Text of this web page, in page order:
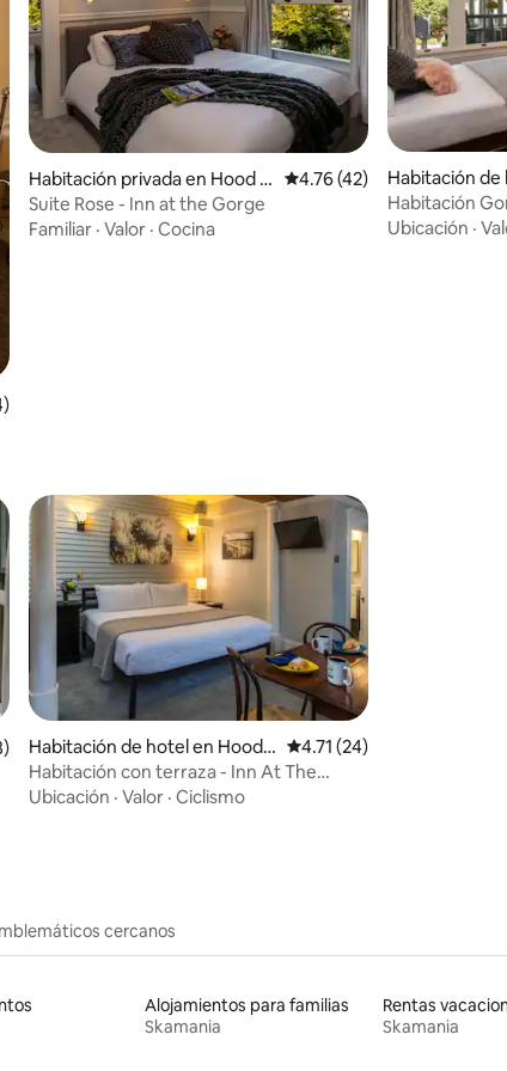
promedio: 4.5 de 5; 4 evaluaciones
Habitación privada en Hood Ri
ver
Calificación promedio:
4.76 (42)
Suite Rose - Inn at the Gorge
Familiar · Valor · Cocina
Habitación
River
Habitación
Ubicación ·
promedio: 4.81 de 5; 58 evaluaciones
Habitación de hotel en Hood R
iver
Calificación promedio: 4.71
4.71 (24)
Habitación con terraza - Inn At The
Gorge
Ubicación · Valor · Ciclismo
cercanos
Alojamientos para familias
Skamania
Skamania